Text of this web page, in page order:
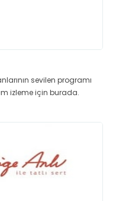
sevilen programı
izleme için burada.